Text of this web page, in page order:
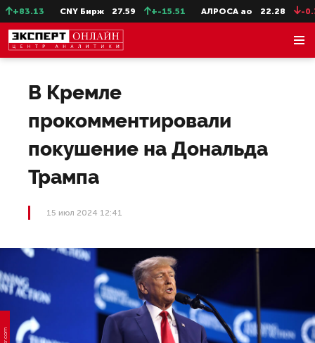
+83.13 CNY Бирж 27.59 +-15.51 АЛРОСА ао 22.28 -0.31
В Кремле
прокомментировали
покушение на Дональда
Трампа
15 июл 2024 12:41